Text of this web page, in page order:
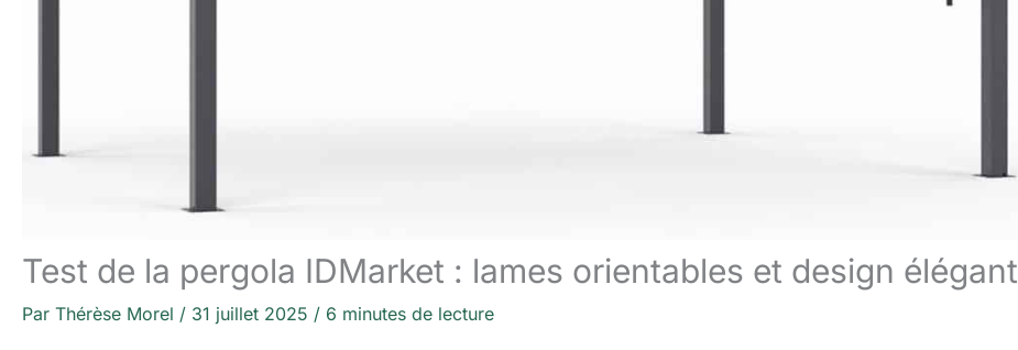
Test de la pergola IDMarket : lames orientables et design élégant
Par Thérèse Morel / 31 juillet 2025 / 6 minutes de lecture